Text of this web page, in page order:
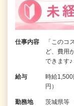
仕事内容
「このコ
ど、費用
できます
給与
時給
円）
勤務地
茨城県等